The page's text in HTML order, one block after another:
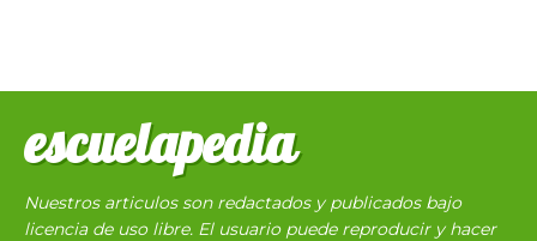
escuelapedia
Nuestros articulos son redactados y publicados bajo
licencia de uso libre. El usuario puede reproducir y hacer